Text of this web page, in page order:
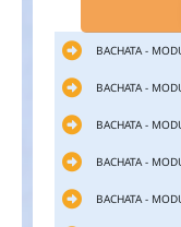
BACHATA -
BACHATA -
BACHATA -
BACHATA -
BACHATA -